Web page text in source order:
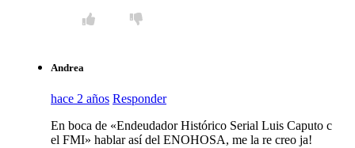
Andrea
hace 2 años Responder
En boca de «Endeudador Histórico Serial Luis Caputo c
el FMI» hablar así del ENOHOSA, me la re creo ja!